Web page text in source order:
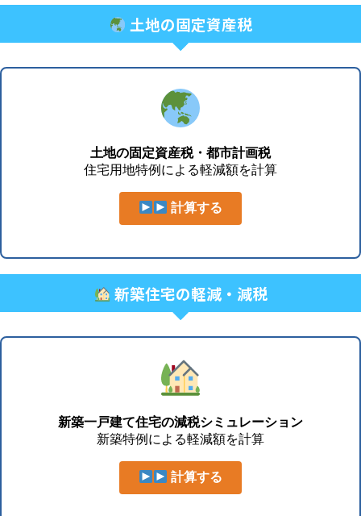
土地の固定資産税
土地の固定資産税・都市計画税
住宅用地特例による軽減額を計算
計算する
新築住宅の軽減・減税
新築一戸建て住宅の減税シミュレーション
新築特例による軽減額を計算
計算する